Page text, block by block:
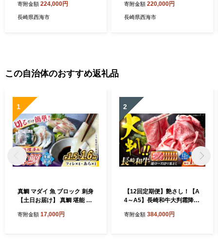
＞ [CAG233] 肉 牛肉 サーロ
インステーキ サーロイン ス
寄附金額 224,000円
長崎県西海市
[CAG164] 肉 牛肉 サーロイ
ンステーキ サーロイン ステ
寄附金額 220,000円
長崎県西海市
この自治体のおすすめ返礼品
1
真鯛 マダイ 魚 ブロック 刺身
【土日お届け】 真鯛 堪能 5
種苗＞ [CBW005] 長崎 西海
寄附金額 17,000円
2
【12回定期便】艶さし！【A
4～A5】長崎和牛大判霜降り
0g×6パック）＜株式会社ME
寄附金額 384,000円